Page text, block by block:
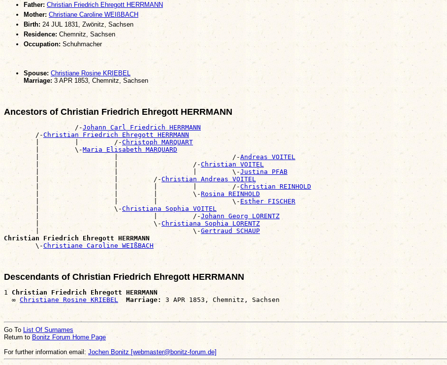
Father: Christian Friedrich Ehregott HERRMANN
Mother: Christiane Caroline WEIßBACH
Birth: 24 JUL 1831, Zwönitz, Sachsen
Residence: Chemnitz, Sachsen
Occupation: Schuhmacher
Spouse: Christiane Rosine KRIEBEL
Marriage:3 APR 1853, Chemnitz, Sachsen
Ancestors of Christian Friedrich Ehregott HERRMANN
                  /-
Johann Carl Friedrich HERRMANN
        /-
Christian Friedrich Ehregott HERRMANN
        |         |         /-
Christoph MARQUART
        |         \-
Maria Elisabeth MARQUARD
        |                   |                             /-
Andreas VOITEL
        |                   |                   /-
Christian VOITEL
        |                   |                   |         \-
Justina PFAB
        |                   |         /-
Christian Andreas VOITEL
        |                   |         |         |         /-
Christian REINHOLD
        |                   |         |         \-
Rosina REINHOLD
        |                   |         |                   \-
Esther FISCHER
        |                   \-
Christiana Sophia VOITEL
        |                             |         /-
Johann Georg LORENTZ
        |                             \-
Christiana Sophia LORENTZ
        |                                       \-
Gertraud SCHAUP
Christian Friedrich Ehregott HERRMANN
\-Christiane Caroline WEIßBACH
Descendants of Christian Friedrich Ehregott HERRMANN
1 Christian Friedrich Ehregott HERRMANN
  ∞
Christiane Rosine KRIEBEL Marriage:
Go To List Of Surnames
Return to Bonitz Forum Home Page
For further information email: Jochen Bonitz [webmaster@bonitz-forum.de]